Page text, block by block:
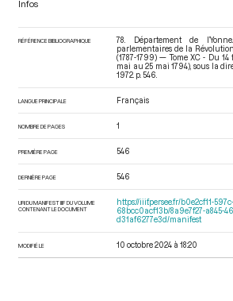
Infos
RÉFÉRENCE BIBLIOGRAPHIQUE
78. Département de
parlementaires de la
(1787-1799) — Tome XC - Du
mai au 25 mai 1794) , sous la
1972. p. 546.
LANGUE PRINCIPALE Français
NOMBRE DE PAGES 1
PREMIÈRE PAGE 546
DERNIÈRE PAGE 546
URI DU MANIFEST IIIF DU VOLUME
CONTENANT LE DOCUMENT
https://iiif.persee.fr/b0e2cf11-
68bcc0acf13b/8a9e7f27-a845-
d31af6277e3d/manifest
MODIFIÉ LE 10 octobre 2024 à 18:20